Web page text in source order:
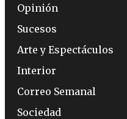
Opinión
Sucesos
Arte y Espectáculos
Interior
Correo Semanal
Sociedad